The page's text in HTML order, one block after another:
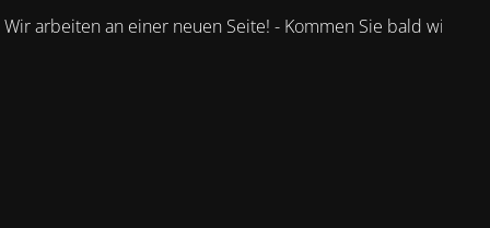
Wir arbeiten an einer neuen Seite! - Kommen Sie bald wieder.